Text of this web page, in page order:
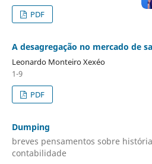
PDF
A desagregação no mercado de
Leonardo Monteiro Xexéo
1-9
PDF
Dumping
breves pensamentos sobre
contabilidade